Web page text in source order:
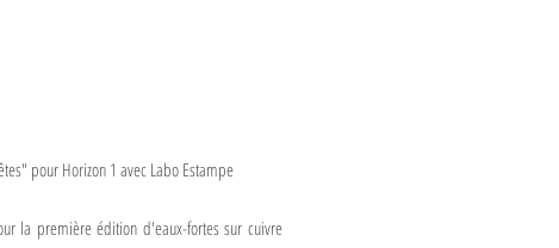
la première édition d'eaux-fortes sur cuivre
pour Horizon 1 avec Labo Estampe